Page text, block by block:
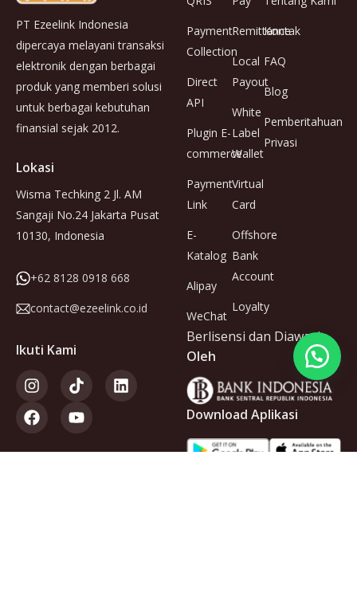
PT Ezeelink Indonesia
dipercaya melayani transaksi
elektronik dengan berbagai
produk yang memberi solusi
untuk berbagai kebutuhan
finansial sejak 2012.
Lokasi
Wisma Techking 2 Jl. AM
Sangaji No.24 Jakarta Pusat
10130, Indonesia
+62 8128 0918 668
contact@ezeelink.co.id
Ikuti Kami
Payment
Collection
Direct
API
Plugin E-
commerce
Payment
Link
E-
Katalog
Alipay
WeChat
Remittance
Local
Payout
White
Label
Wallet
Virtual
Card
Offshore
Bank
Account
Loyalty
Kontak
FAQ
Blog
Pemberitahuan
Privasi
Berlisensi dan Diawasi
Oleh
Download Aplikasi